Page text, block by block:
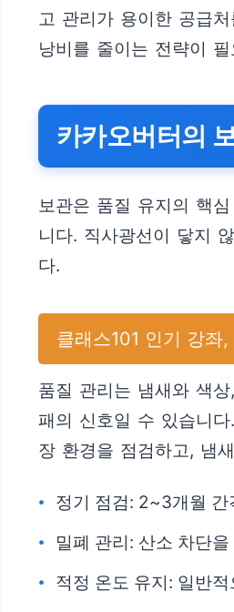
고 관리가 용이한 공급
낭비를 줄이는 전략이 필
카카오버터의
보관은 품질 유지의 핵
니다. 직사광선이 닿지
다.
클래스101 인기 강좌
품질 관리는 냄새와 색
패의 신호일 수 있습니
장 환경을 점검하고, 냄
정기 점검: 2~3개월 간
밀폐 관리: 산소 차단
적정 온도 유지: 일반